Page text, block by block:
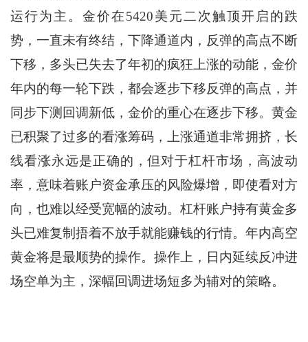
运行为主。金价在5420美元二次触顶开启的跌
势，一直未有终结，下降通道内，反弹的高点不断
下移，多头已失去了年初的疯狂上涨的动能，金价
年内的每一轮下跌，都会逐步下移反弹的高点，并
同步下测回调新低，金价的重心在逐步下移。黄金
已积聚了过多的看涨筹码，上涨通道非常拥挤，长
线看涨永远是正确的，但对于杠杆市场，高波动
率，意味着账户资金承压的风险爆增，即使看对方
向，也难以经受宽幅的波动。杠杆账户持有黄金多
头已难复制捂着不放手就能赚钱的行情。年内高空
黄金将是最顺势的操作。操作上，日内延续反冲进
场空单为主，深幅回调进场短多为辅对的策略。